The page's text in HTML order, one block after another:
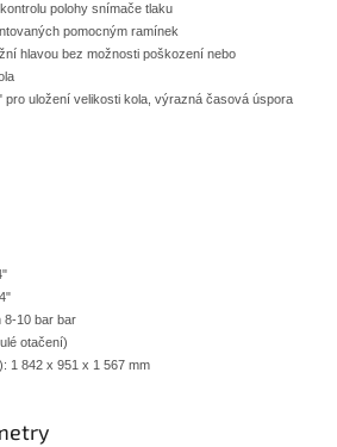
polohy snímače tlaku
pomocným ramínek
hlavou bez možnosti poškození nebo
pro uložení velikosti kola, výrazná časová úspora
8-10 bar bar
otačení)
1 842 x 951 x 1 567 mm